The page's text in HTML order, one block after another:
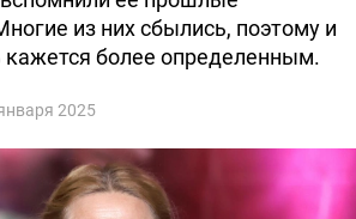
из них сбылись, поэтому и
кажется более определенным.
2025